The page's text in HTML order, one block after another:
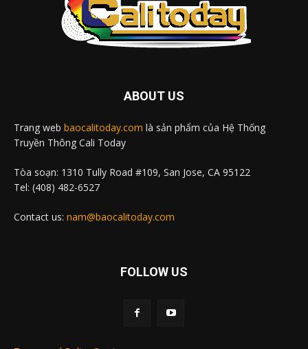
ABOUT US
Trang web baocalitoday.com là sản phẩm của Hệ Thống
Truyền Thông Cali Today
Tòa soạn: 1310 Tully Road #109, San Jose, CA 95122
Tel: (408) 482-6527
Contact us: nam@baocalitoday.com
FOLLOW US